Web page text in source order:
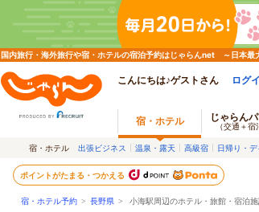
国内旅行・海外旅行や宿・ホテルの宿泊予約はじゃらんnet ～日本最
こんにちは♪ゲストさん ログ
宿・ホテル じゃらん
（交通＋宿
宿・ホテル 出張ビジネス 温泉・露天 高級宿 日帰り・デ
ポイントがたまる・つかえる
宿・ホテル予約 > 長野県 > 小海駅周辺のホテル・旅館・宿泊施